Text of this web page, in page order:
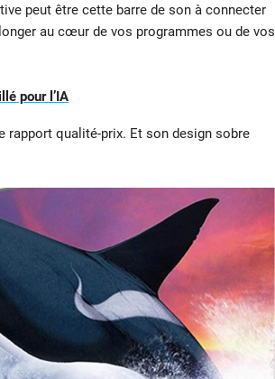
peut être cette barre de son à connecter
au cœur de vos programmes ou de vos
pour l’IA
qualité-prix. Et son design sobre